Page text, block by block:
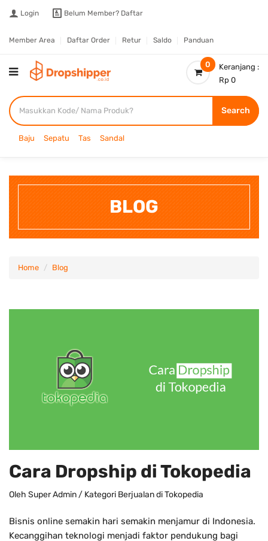
Login Belum Member? Daftar
Member Area Daftar Order Retur Saldo Panduan
0
Keranjang :
Rp 0
Search
Baju Sepatu Tas Sandal
BLOG
Home Blog
Cara Dropship di Tokopedia
Oleh Super Admin / Kategori Berjualan di Tokopedia
Bisnis online semakin hari semakin menjamur di Indonesia.
Kecanggihan teknologi menjadi faktor pendukung bagi